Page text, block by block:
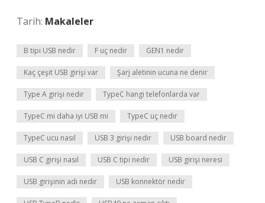
Tarih: Makaleler
B tipi USB nedir F uç nedir GEN1 nedir
Kaç çeşit USB girişi var Şarj aletinin ucuna ne denir
Type A girişi nedir TypeC hangi telefonlarda var
TypeC mi daha iyi USB mi TypeC uç nedir
TypeC ucu nasıl USB 3 girişi nedir USB board nedir
USB C girişi nasıl USB C tipi nedir USB girişi neresi
USB girişinin adı nedir USB konnektör nedir